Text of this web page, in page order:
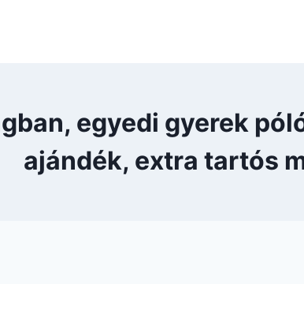
egyedi gyerek
ajándék, extra tartós